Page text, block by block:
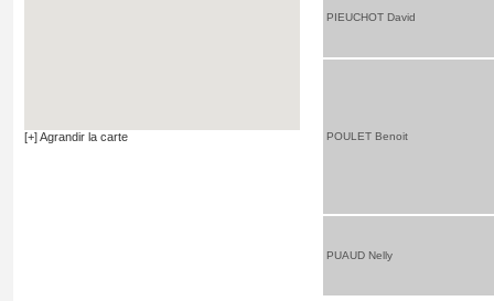
[+] Agrandir la carte
PIEUCHOT David
POULET Benoit
PUAUD Nelly